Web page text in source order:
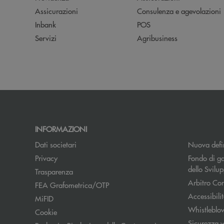
Assicurazioni
Inbank
Servizi
Consulenza e agevolazioni
POS
Agribusiness
INFORMAZIONI
Dati societari
PrivacyApre una nuova finestra
Trasparenza
FEA Grafometrica/OTP
MiFID
Cookie
Nuova
Fondo di
dello
Arbitro